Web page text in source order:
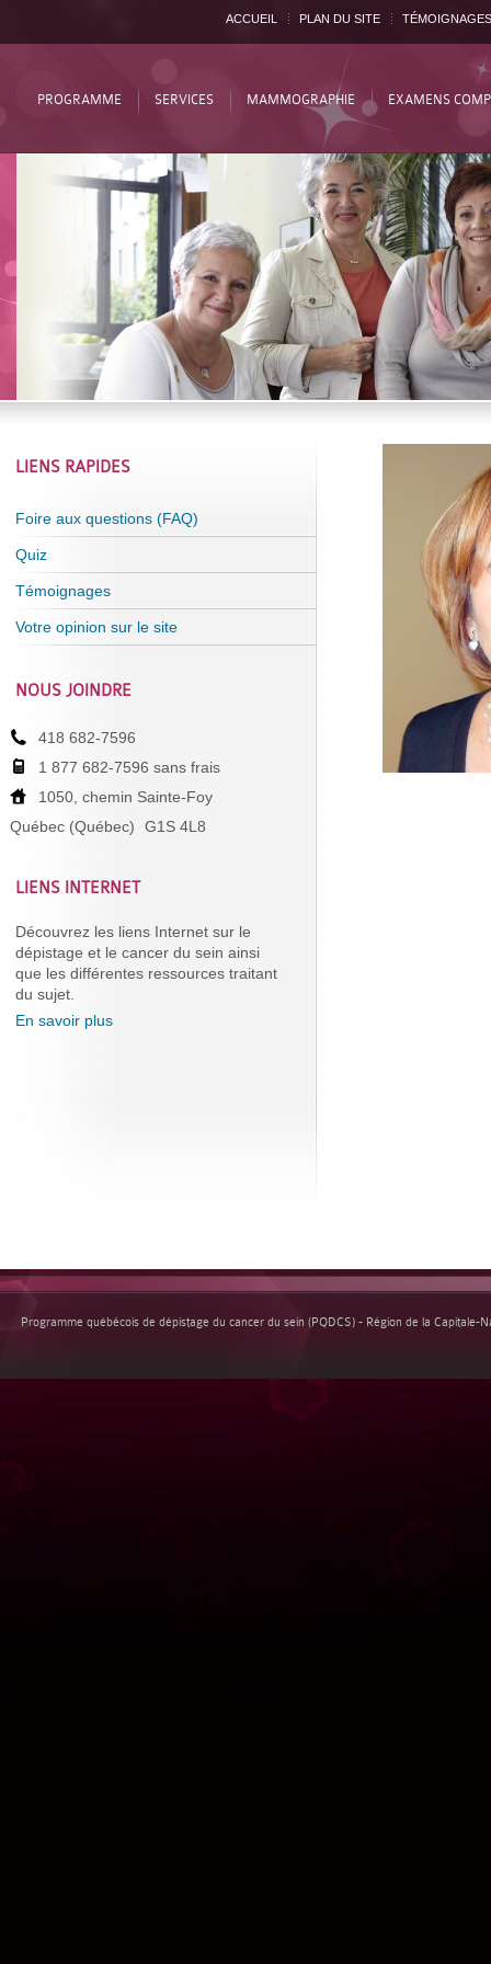
ACCUEIL PLAN DU SITE TÉMOIGNAGES
PROGRAMME SERVICES MAMMOGRAPHIE EXAMENS
LIENS RAPIDES
Foire aux questions (FAQ)
Quiz
Témoignages
Votre opinion sur le site
NOUS JOINDRE
418 682-7596
1 877 682-7596 sans frais
1050, chemin Sainte-Foy
Québec (Québec)
G1S 4L8
LIENS INTERNET
Découvrez les liens Internet sur le
dépistage et le cancer du sein ainsi
que les différentes ressources traitant
du sujet.
En savoir plus
Programme québécois de dépistage du cancer du sein (PQDCS) - Région de la Capitale-